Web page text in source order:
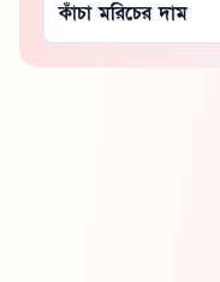
কাঁচা মরিচের দাম